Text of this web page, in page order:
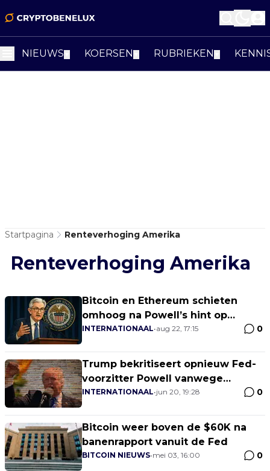
NIEUWS KOERSEN RUBRIEKEN
Startpagina Renteverhoging Amerika
Renteverhoging Amerika
Bitcoin en Ethereum schieten
omhoog na Powell’s hint op
renteverlaging in Jackson Hole!
INTERNATIONAAL•aug 22, 17:15 0
Trump bekritiseert opnieuw Fed-
voorzitter Powell vanwege
rentebeleid – Is deze situatie
INTERNATIONAAL•jun 20, 19:28 0
Bitcoin weer boven de $60K na
banenrapport vanuit de Fed
BITCOIN NIEUWS•mei 03, 16:00 0